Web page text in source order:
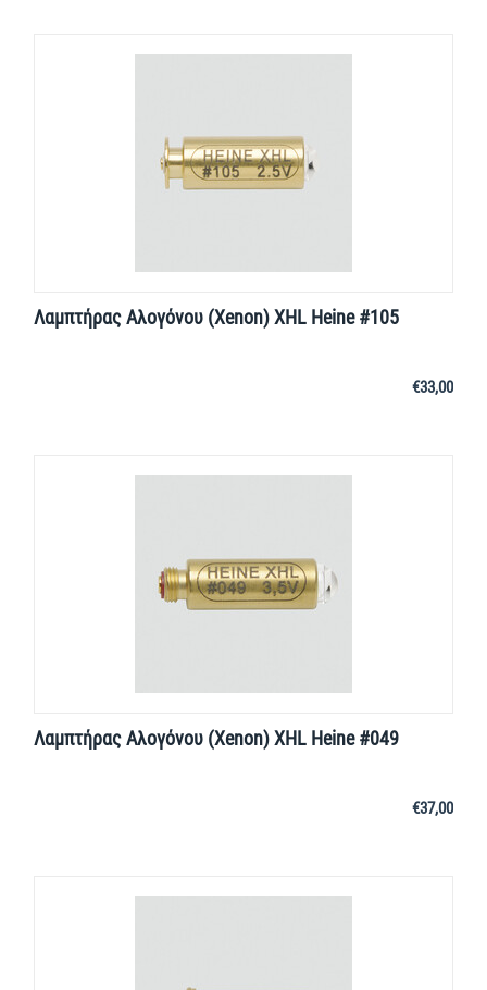
Λαμπτήρας Αλογόνου (Xenon) XHL Heine #105
€33,00
Λαμπτήρας Αλογόνου (Xenon) XHL Heine #049
€37,00